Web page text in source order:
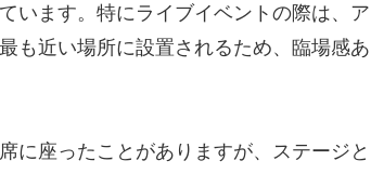
います。特にライブイベントの際は、ア
も近い場所に設置されるため、臨場感あ
に座ったことがありますが、ステージと